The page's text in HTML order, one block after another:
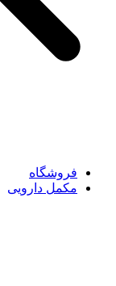
فروشگاه
مکمل دارویی